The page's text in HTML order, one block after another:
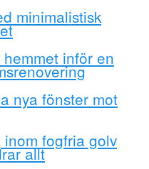
minimalistisk
inför en
nya fönster mot
inom fogfria golv
allt